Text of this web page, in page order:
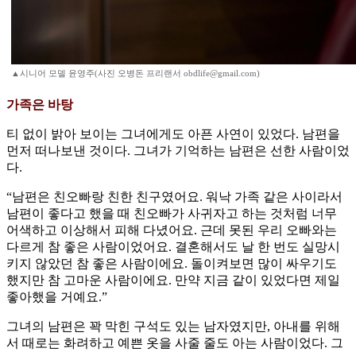
▲시니어 모델 윤영주(사진 오병돈 프리랜서 obdlife@gmail.com)
가족은 바탕
티 없이 밝아 보이는 그녀에게도 아픈 사연이 있었다. 남편을
먼저 떠나보낸 것이다. 그녀가 기억하는 남편은 선한 사람이었
다.
“남편은 친오빠랑 친한 친구였어요. 워낙 가족 같은 사이라서
남편이 좋다고 했을 때 친오빠가 사귀자고 하는 것처럼 너무
어색하고 이상해서 피해 다녔어요. 근데 못된 우리 오빠와는
다르게 참 좋은 사람이었어요. 결혼해서도 날 한 번도 실망시
키지 않았던 참 좋은 사람이에요. 돌이켜보면 많이 싸우기도
했지만 참 고마운 사람이에요. 만약 지금 같이 있었다면 제일
좋아했을 거예요.”
그녀의 남편은 꽉 막힌 구석도 있는 남자였지만, 아내를 위해
서 때로는 화려하고 예쁜 옷을 사줄 줄도 아는 사람이었다. 그